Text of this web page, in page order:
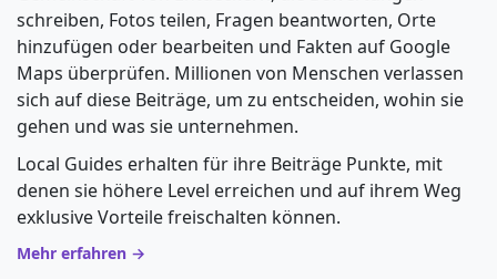
schreiben, Fotos teilen, Fragen beantworten, Orte
hinzufügen oder bearbeiten und Fakten auf Google
Maps überprüfen. Millionen von Menschen verlassen
sich auf diese Beiträge, um zu entscheiden, wohin sie
gehen und was sie unternehmen.
Local Guides erhalten für ihre Beiträge Punkte, mit
denen sie höhere Level erreichen und auf ihrem Weg
exklusive Vorteile freischalten können.
Mehr erfahren →